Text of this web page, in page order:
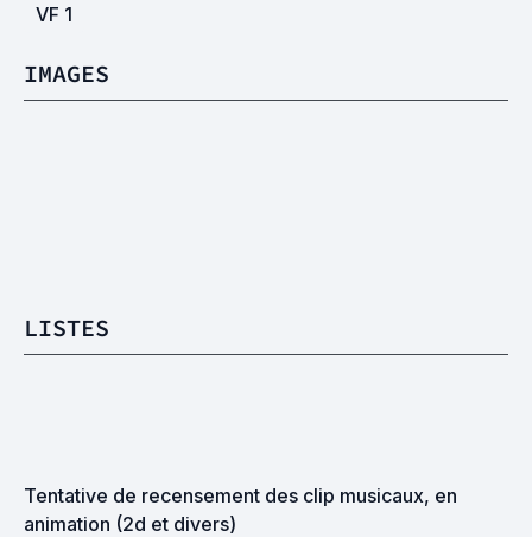
VF 1
IMAGES
LISTES
Tentative de recensement des clip musicaux, en
animation (2d et divers)